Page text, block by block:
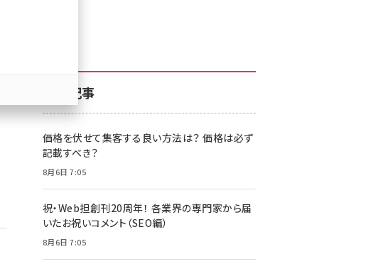
z世代 (1622)
meo (1275)
べ】
新着記事
価格を伏せて集客する良い方法は？ 価格は必ず
記載すべき？
8月6日 7:05
祝・Web担創刊20周年！ 各業界の専門家から届
いたお祝いコメント（SEO編）
8月6日 7:05